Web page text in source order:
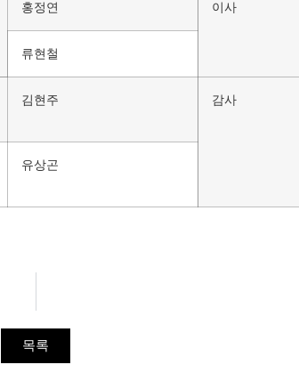
홍정연 이사
류현철
김현주 감사
유상곤
목록